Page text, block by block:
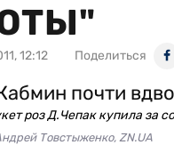
12:12 Поделиться
роз Д.Чепак купила за
Товстыженко, ZN.UA